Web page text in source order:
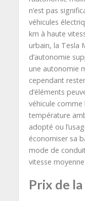
n’est pas
véhicules
km à haute
urbain, la Tesla
d’autonomie
une autonomie
cependant
d’éléments
véhicule
température
adopté ou
économiser sa
mode de
vitesse
Prix de